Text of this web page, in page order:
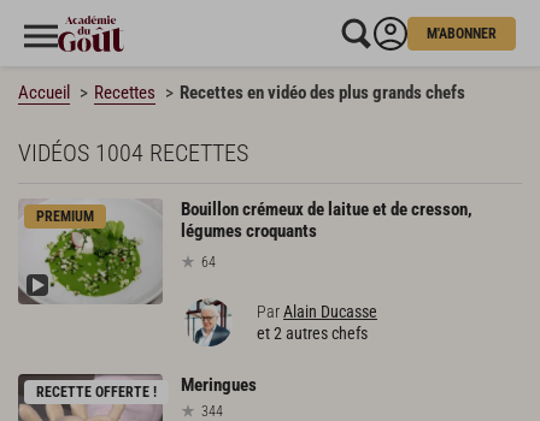
M'ABONNER
Accueil Recettes Recettes en vidéo des plus grands chefs
VIDÉOS 1004 RECETTES
PREMIUM
Bouillon crémeux de laitue et de cresson,
légumes croquants
64
ParAlain Ducasse
et 2 autres chefs
RECETTE OFFERTE ! Meringues
344